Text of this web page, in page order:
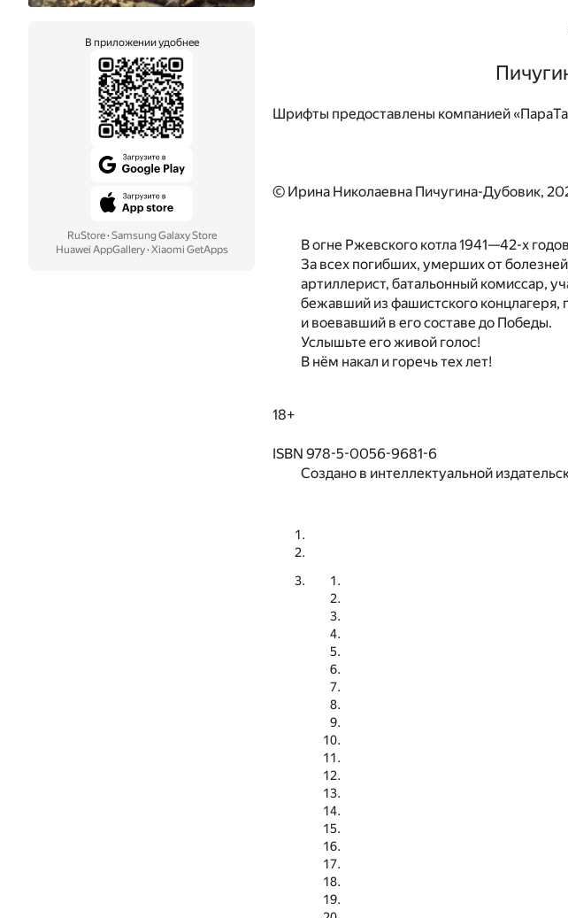
В приложении удобнее
RuStore· Samsung Galaxy Store
Huawei AppGallery· Xiaomi GetApps
Шрифты предоставлены компанией
© Ирина Николаевна Пичугина-Дубовик,
В огне Ржевского котла 1941—42-х
За всех погибших, умерших от
артиллерист, батальонный комиссар,
бежавший из фашистского
и воевавший в его составе до Победы.
Услышьте его живой голос!
В нём накал и горечь тех лет!
18+
ISBN 978-5-0056-9681-6
Создано в интеллектуальной